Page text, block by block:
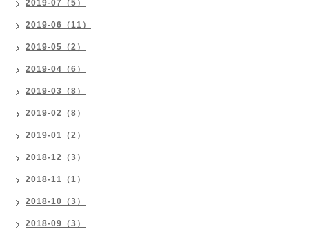
2019-07（5）
2019-06（11）
2019-05（2）
2019-04（6）
2019-03（8）
2019-02（8）
2019-01（2）
2018-12（3）
2018-11（1）
2018-10（3）
2018-09（3）